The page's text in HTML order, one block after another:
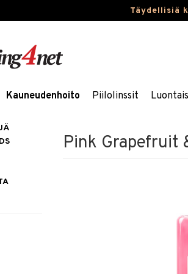
Täydellisiä
Kauneudenhoito Piilolinssit
Pink Grapefruit